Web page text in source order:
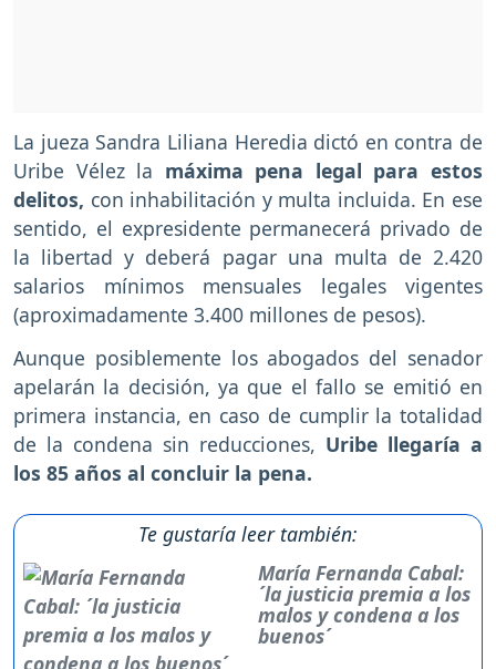
La jueza Sandra Liliana Heredia dictó en contra de
Uribe Vélez la máxima pena legal para estos
delitos, con inhabilitación y multa incluida. En ese
sentido, el expresidente permanecerá privado de
la libertad y deberá pagar una multa de 2.420
salarios mínimos mensuales legales vigentes
(aproximadamente 3.400 millones de pesos).
Aunque posiblemente los abogados del senador
apelarán la decisión, ya que el fallo se emitió en
primera instancia, en caso de cumplir la totalidad
de la condena sin reducciones, Uribe llegaría a
los 85 años al concluir la pena.
Te gustaría leer también:
María Fernanda Cabal:
´la justicia premia a los
malos y condena a los
buenos´